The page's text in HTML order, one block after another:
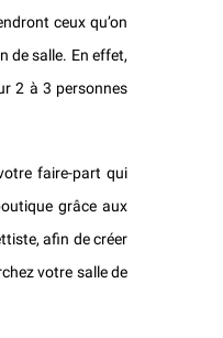
ceux qu’on
de salle. En effet,
2 à 3 personnes
faire-part qui
grâce aux
afin de créer
votre salle de